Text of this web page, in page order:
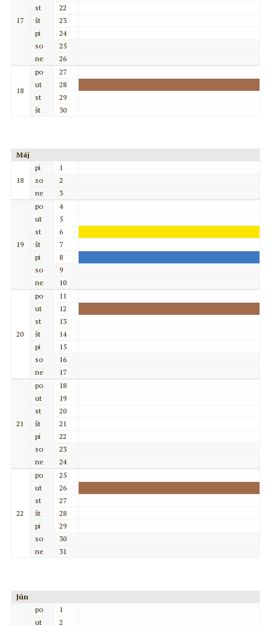
17
st
22
št
23
pi
24
so
25
ne
26
18
po
27
ut
28
st
29
št
30
Máj
18
pi
1
so
2
ne
3
19
po
4
ut
5
st
6
št
7
pi
8
so
9
ne
10
20
po
11
ut
12
st
13
št
14
pi
15
so
16
ne
17
21
po
18
ut
19
st
20
št
21
pi
22
so
23
ne
24
22
po
25
ut
26
st
27
št
28
pi
29
so
30
ne
31
Jún
po
1
ut
2